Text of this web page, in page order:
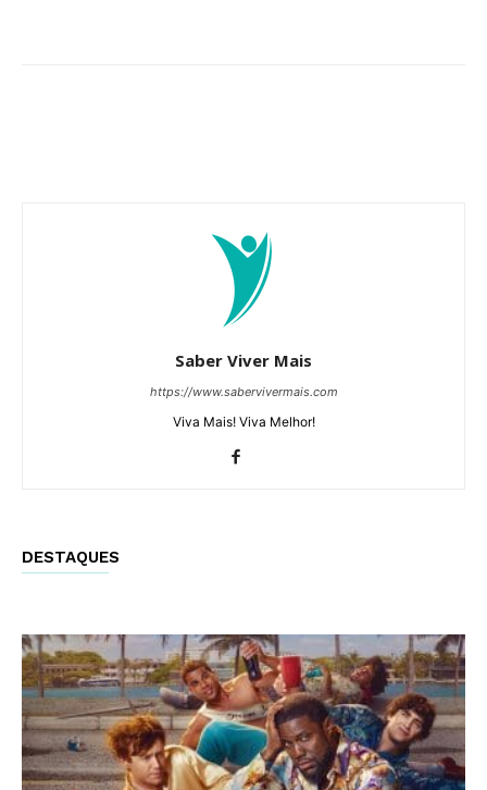
Saber Viver Mais
https://www.sabervivermais.com
Viva Mais! Viva Melhor!
DESTAQUES